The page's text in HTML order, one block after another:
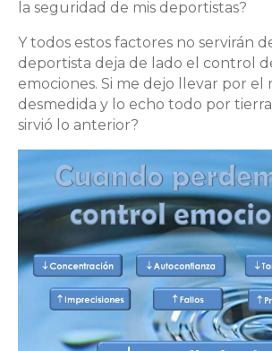
la seguridad de mis deportistas?
Y todos estos factores no servirán
deportista deja de lado el control
emociones. Si me dejo llevar por el
desmedida y lo echo todo por
sirvió lo anterior?